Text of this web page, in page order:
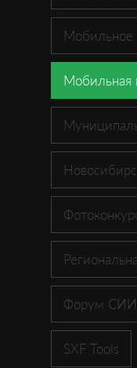
Мобильная
Форум
SXF Tools